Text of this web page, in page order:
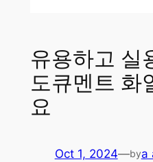
유용하고 실
도큐멘트 화
요
Oct 1, 2024—bya